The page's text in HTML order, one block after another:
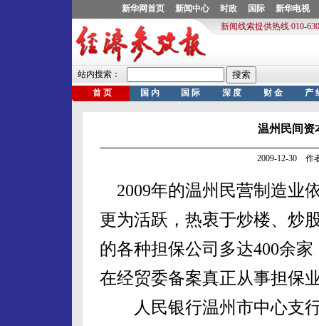
温州民间资
2009-12-30 作
2009年的温州民营制造业
更为活跃，热衷于炒楼、
的各种担保公司多达400余
在经贸委备案真正从事担保
人民银行温州市中心支行